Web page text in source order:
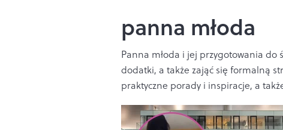
panna młoda
Panna młoda i jej przygotowania do
dodatki, a także zająć się formalną
praktyczne porady i inspiracje, a